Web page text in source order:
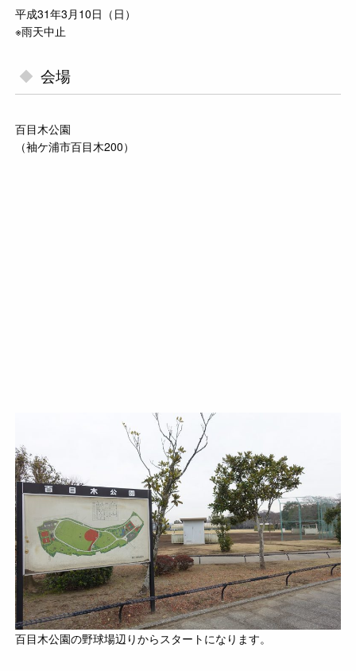
平成31年3月10日（日）
※雨天中止
会場
百目木公園
（袖ケ浦市百目木200）
百目木公園の野球場辺りからスタートになります。